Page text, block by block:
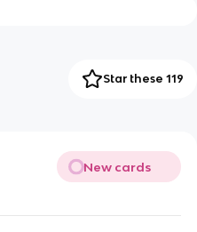
Star these 119
New cards